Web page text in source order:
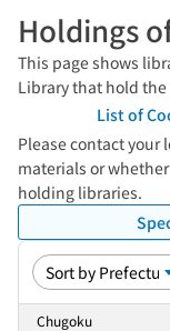
Holdings
This page shows
Library that hold
List of
Please contact your
materials or
holding libraries.
Chugoku